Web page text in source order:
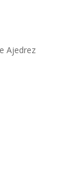
Ajedrez